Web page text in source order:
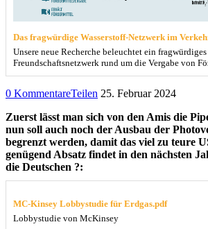
Das fragwürdige Wasserstoff-Netzwerk im
Unsere neue Recherche beleuchtet ein
Freundschaftsnetzwerk rund um die Vergabe von
0 KommentareTeilen 25. Februar 2024
Zuerst lässt man sich von den Amis die
nun soll auch noch der Ausbau der
begrenzt werden, damit das viel zu teure
genügend Absatz findet in den nächsten
die Deutschen ?:
MC-Kinsey Lobbystudie für Erdgas.pdf
Lobbystudie von McKinsey